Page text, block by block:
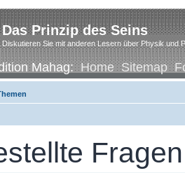
Das Prinzip des Seins
Diskutieren Sie mit anderen Lesern über Physik und
Mahag:Home Sitemap
Fragen